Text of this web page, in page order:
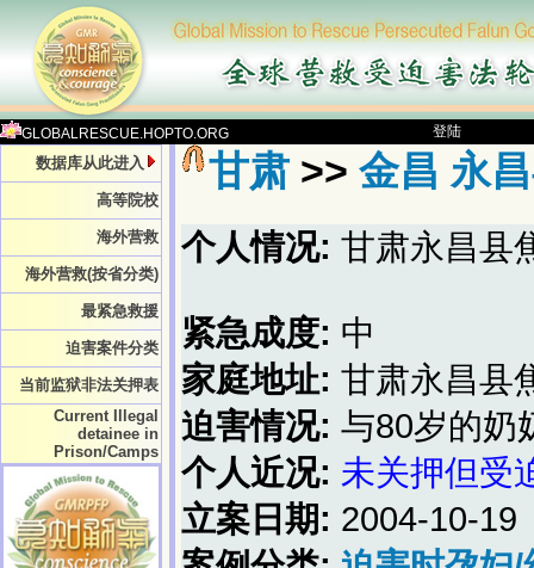
GLOBALRESCUE.HOPTO.ORG 登陆
数据库从此进入
高等院校
海外营救
海外营救(按省分类)
最紧急救援
迫害案件分类
当前监狱非法关押表
Current Illegal
detainee in
Prison/Camps
甘肃 >> 金昌 永
个人情况: 甘肃永昌县
紧急成度: 中
家庭地址: 甘肃永昌县
迫害情况: 与80岁的奶
个人近况: 未关押但受
立案日期: 2004-10-19